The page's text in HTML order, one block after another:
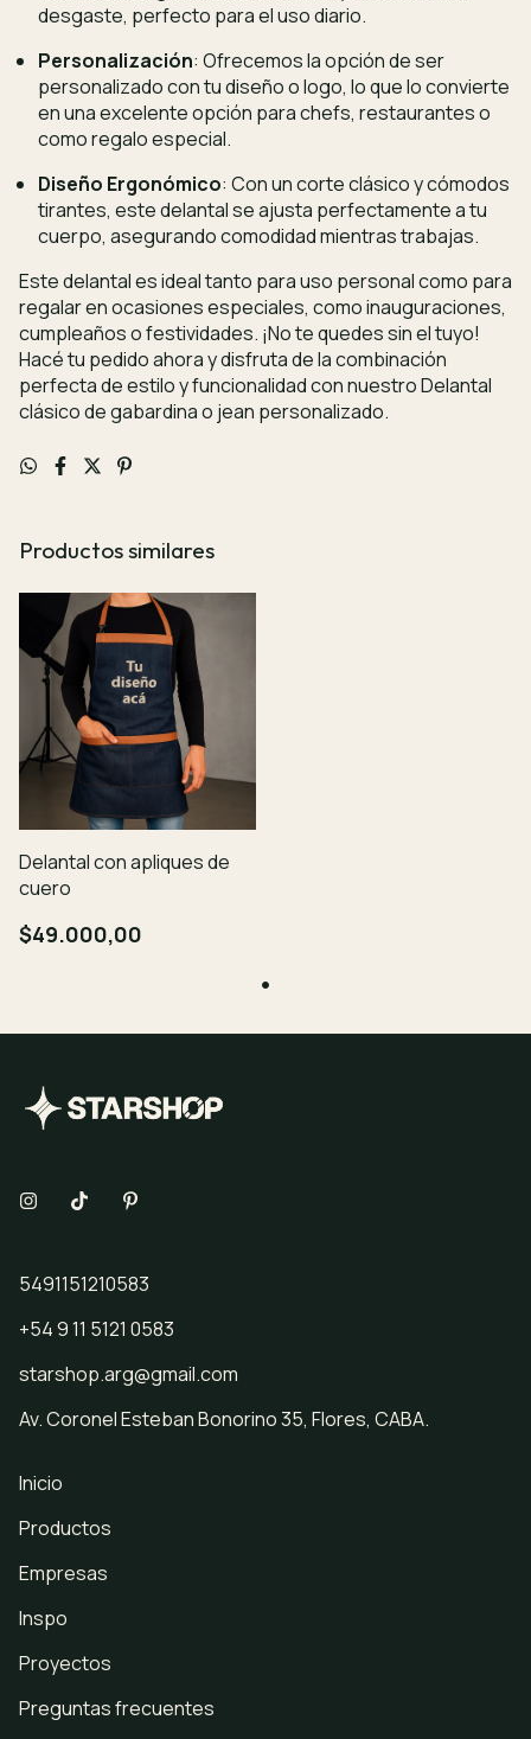
desgaste, perfecto para el uso diario.
Personalización: Ofrecemos la opción de ser
personalizado con tu diseño o logo, lo que lo convierte
en una excelente opción para chefs, restaurantes o
como regalo especial.
Diseño Ergonómico: Con un corte clásico y cómodos
tirantes, este delantal se ajusta perfectamente a tu
cuerpo, asegurando comodidad mientras trabajas.
Este delantal es ideal tanto para uso personal como para
regalar en ocasiones especiales, como inauguraciones,
cumpleaños o festividades. ¡No te quedes sin el tuyo!
Hacé tu pedido ahora y disfruta de la combinación
perfecta de estilo y funcionalidad con nuestro Delantal
clásico de gabardina o jean personalizado.
Productos similares
Delantal con apliques de
cuero
$49.000,00
5491151210583
+54 9 11 5121 0583
starshop.arg@gmail.com
Av. Coronel Esteban Bonorino 35, Flores, CABA.
Inicio
Productos
Empresas
Inspo
Proyectos
Preguntas frecuentes